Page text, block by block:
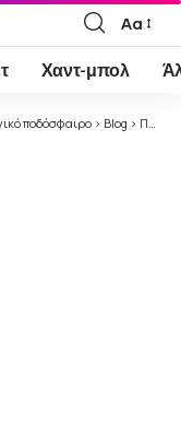
Font
Resizer
Αα
Χαντ-μπολ
ποδόσφαιρο > Blog > Ποδόσφαιρο